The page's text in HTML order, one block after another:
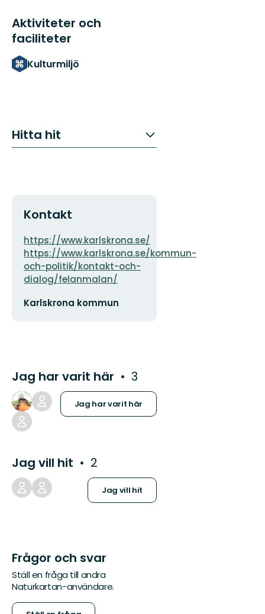
Aktiviteter och
faciliteter
Kulturmiljö
Hitta hit
Kontakt
Adress
https://www.karlskrona.se/
https://www.karlskrona.se/kommun-
och-politik/kontakt-och-
dialog/felanmalan/
postadress
Karlskrona kommun
Jag har varit här 3
Jag har varit här
Jag vill hit 2
Jag vill hit
Frågor och svar
Ställ en fråga till andra
Naturkartan-användare.